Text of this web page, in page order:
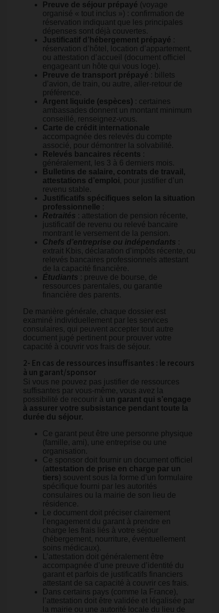
Preuve de séjour prépayé (voyage
organisé « tout inclus ») : confirmation de
réservation indiquant que les principales
dépenses sont déjà couvertes.
Justificatif d’hébergement prépayé :
réservation d’hôtel, location d’appartement,
ou attestation d’accueil (document officiel
engageant un hôte qui vous loge).
Preuve de transport prépayé : billets
d’avion, de train, ou autre, aller-retour de
préférence.
Argent liquide (espèces) : certaines
ambassades donnent un montant minimum
conseillé, renseignez-vous.
Carte de crédit internationale
accompagnée des relevés du compte
associé, pour démontrer la solvabilité.
Relevés bancaires récents :
généralement, les 3 à 6 derniers mois.
Bulletins de salaire, contrats de travail,
attestations d’emploi, pour justifier d’un
revenu stable.
Justificatifs spécifiques selon la situation
professionnelle :
Retraités : attestation de pension récente,
justificatif de revenu ou relevé bancaire
montrant le versement de la pension.
Chefs d’entreprise ou indépendants :
extrait Kbis, déclaration d’impôts récente, ou
relevés bancaires professionnels attestant
de la capacité financière.
Étudiants : preuve de bourse, de
ressources parentales, ou garantie
financière des parents.
De manière générale, chaque dossier est
examiné individuellement par les services
consulaires, qui peuvent accepter tout autre
document jugé pertinent pour prouver votre
capacité à couvrir vos frais de séjour.
2- En cas de ressources insuffisantes : le recours
à un garant/sponsor
Si vous ne pouvez pas justifier de ressources
suffisantes par vous-même, vous avez la
possibilité de recourir à un garant qui s’engage
à assurer votre subsistance pendant toute la
durée du séjour.
Ce garant peut être une personne physique
(famille, ami), une entreprise ou une
organisation.
Ce sponsor doit fournir un document officiel
(attestation de prise en charge par un
tiers) souvent sous la forme d’un formulaire
spécifique fourni par les autorités
consulaires ou la mairie de son lieu de
résidence.
Le document doit préciser clairement
l’engagement du garant à prendre en
charge les frais liés à votre séjour
(hébergement, nourriture, éventuellement
soins médicaux).
L’attestation doit généralement être
accompagnée d’une preuve d’identité du
garant et parfois de justificatifs financiers
attestant de sa capacité à couvrir ces frais.
Dans certains pays (comme la France),
l’attestation doit être validée et légalisée par
la mairie ou une autorité locale du lieu de